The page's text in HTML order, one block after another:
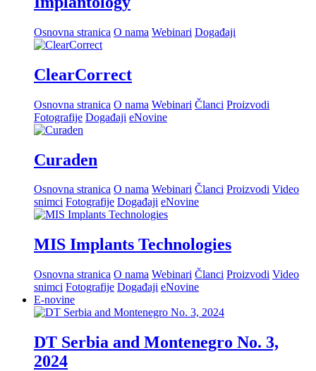
Osnovna stranica O nama Webinari Događaji
ClearCorrect
Osnovna stranica O nama Webinari Članci Proizvodi
Fotografije Događaji eNovine
Curaden
Osnovna stranica O nama Webinari Članci Proizvodi Video
snimci Fotografije Događaji eNovine
MIS Implants Technologies
Osnovna stranica O nama Webinari Članci Proizvodi Video
snimci Fotografije Događaji eNovine
E-novine
DT Serbia and Montenegro No. 3,
2024